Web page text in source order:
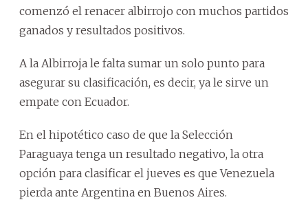
comenzó el renacer albirrojo con muchos partidos
ganados y resultados positivos.
A la Albirroja le falta sumar un solo punto para
asegurar su clasificación, es decir, ya le sirve un
empate con Ecuador.
En el hipotético caso de que la Selección
Paraguaya tenga un resultado negativo, la otra
opción para clasificar el jueves es que Venezuela
pierda ante Argentina en Buenos Aires.